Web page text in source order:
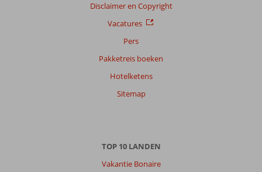
Disclaimer en Copyright
Vacatures
Pers
Pakketreis boeken
Hotelketens
Sitemap
TOP 10 LANDEN
Vakantie Bonaire